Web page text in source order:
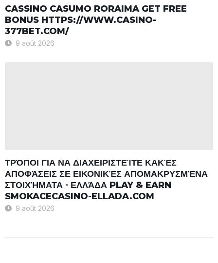
CASSINO CASUMO RORAIMA GET FREE
BONUS HTTPS://WWW.CASINO-
377BET.COM/
9 août 2026
ΤΡΌΠΟΙ ΓΙΑ ΝΑ ΔΙΑΧΕΙΡΙΣΤΕΊΤΕ ΚΑΚΈΣ
ΑΠΟΦΆΣΕΙΣ ΣΕ ΕΙΚΟΝΙΚΈΣ ΑΠΟΜΑΚΡΥΣΜΈΝΑ
ΣΤΟΙΧΉΜΑΤΑ ◦ ΕΛΛΆΔΑ PLAY & EARN
SMOKACECASINO-ELLADA.COM
9 août 2026